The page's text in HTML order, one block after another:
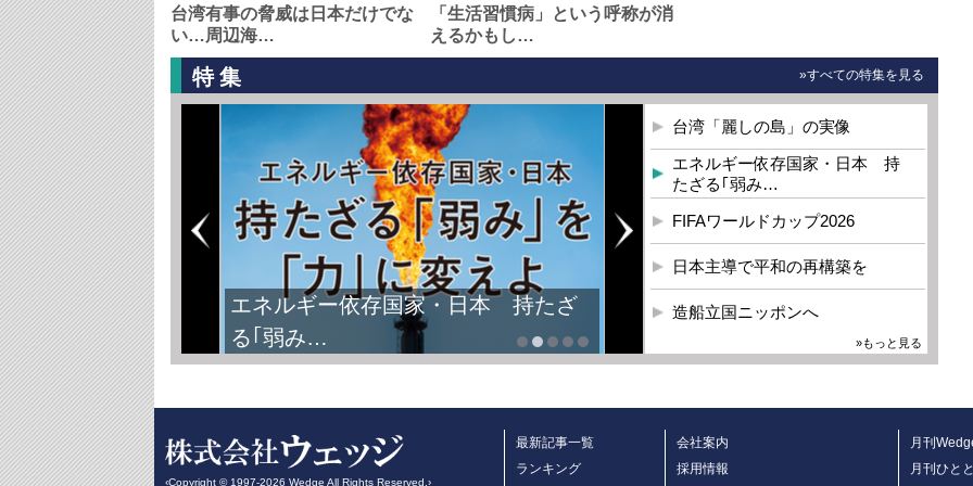
台湾有事の脅威は日本だけでな
い…周辺海…
「生活習慣病」という呼称が消
えるかもし…
特集 »すべての特集を見る
エネルギー依存国家・日本 持たざ
る｢弱み…
台湾「麗しの島」の実像
エネルギー依存国家・日本 持
たざる｢弱み…
FIFAワールドカップ2026
日本主導で平和の再構築を
造船立国ニッポンへ
»もっと見る
‹Copyright © 1997-2026 Wedge All Rights Reserved.›
最新記事一覧
ランキング
会社案内
採用情報
月刊
月刊ひと